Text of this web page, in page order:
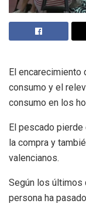
El
consumo y el
consumo en los
El pescado
la compra y
valencianos.
Según los últimos
persona ha